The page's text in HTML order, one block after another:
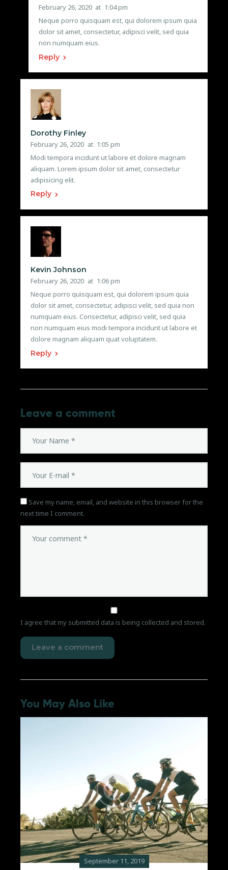
February 26, 2020 at 1:04 pm
Neque porro quisquam est, qui dolorem ipsum quia
dolor sit amet, consectetur, adipisci velit, sed quia
non numquam eius.
Reply
Dorothy Finley
February 26, 2020 at 1:05 pm
Modi tempora incidunt ut labore et dolore magnam
aliquam. Lorem ipsum dolor sit amet, consectetur
adipisicing elit.
Reply
Kevin Johnson
February 26, 2020 at 1:06 pm
Neque porro quisquam est, qui dolorem ipsum quia
dolor sit amet, consectetur, adipisci velit, sed quia non
numquam eius. Consectetur, adipisci velit, sed quia
non numquam eius modi tempora incidunt ut labore et
dolore magnam aliquam quat voluptatem.
Reply
Leave a comment
Save my name, email, and website in this browser for the
next time I comment.
I agree that my submitted data is being collected and stored.
You May Also Like
September 11, 2019